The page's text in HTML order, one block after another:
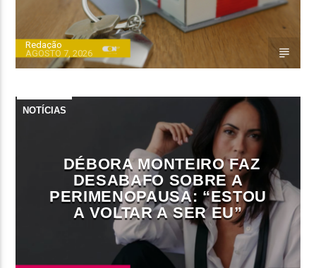
Redação
AGOSTO 7, 2026
NOTÍCIAS
DÉBORA MONTEIRO FAZ
DESABAFO SOBRE A
PERIMENOPAUSA: “ESTOU
A VOLTAR A SER EU”